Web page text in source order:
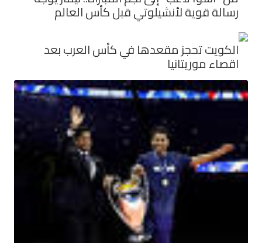
رسالة قوية لأنشيلوتي قبل كأس العالم
الكويت تحجز مقعدها في كأس العرب بعد
اقصاء موريتانيا